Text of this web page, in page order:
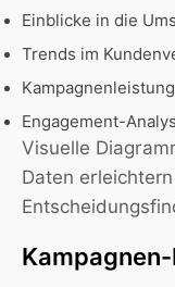
Einblicke in die
Trends im
Engagement-
Visuelle
Daten